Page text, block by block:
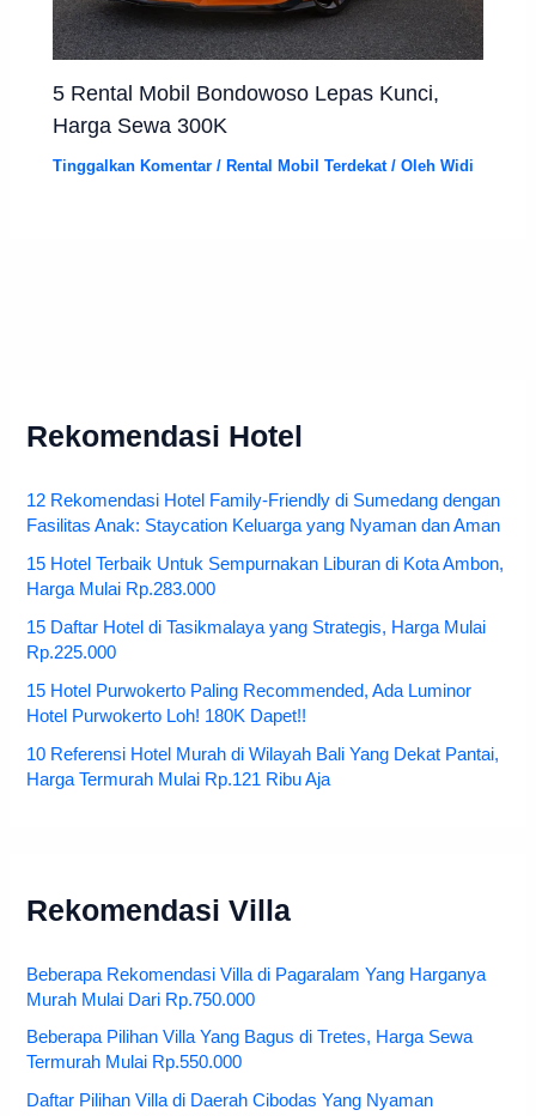
5 Rental Mobil Bondowoso Lepas Kunci,
Harga Sewa 300K
Tinggalkan Komentar / Rental Mobil Terdekat/ OlehWidi
Rekomendasi Hotel
12 Rekomendasi Hotel Family-Friendly di Sumedang dengan
Fasilitas Anak: Staycation Keluarga yang Nyaman dan Aman
15 Hotel Terbaik Untuk Sempurnakan Liburan di Kota Ambon,
Harga Mulai Rp.283.000
15 Daftar Hotel di Tasikmalaya yang Strategis, Harga Mulai
Rp.225.000
15 Hotel Purwokerto Paling Recommended, Ada Luminor
Hotel Purwokerto Loh! 180K Dapet!!
10 Referensi Hotel Murah di Wilayah Bali Yang Dekat Pantai,
Harga Termurah Mulai Rp.121 Ribu Aja
Rekomendasi Villa
Beberapa Rekomendasi Villa di Pagaralam Yang Harganya
Murah Mulai Dari Rp.750.000
Beberapa Pilihan Villa Yang Bagus di Tretes, Harga Sewa
Termurah Mulai Rp.550.000
Daftar Pilihan Villa di Daerah Cibodas Yang Nyaman